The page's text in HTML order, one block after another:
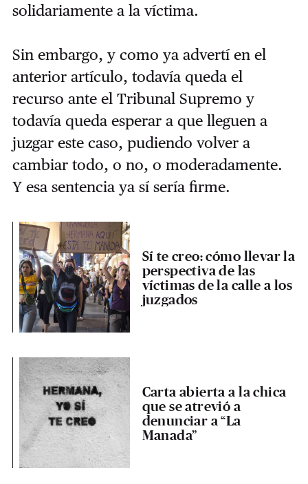
solidariamente a la víctima.
Sin embargo, y como ya advertí en el
anterior artículo, todavía queda el
recurso ante el Tribunal Supremo y
todavía queda esperar a que lleguen a
juzgar este caso, pudiendo volver a
cambiar todo, o no, o moderadamente.
Y esa sentencia ya sí sería firme.
Sí te creo: cómo llevar la
perspectiva de las
víctimas de la calle a los
juzgados
Carta abierta a la chica
que se atrevió a
denunciar a “La
Manada”